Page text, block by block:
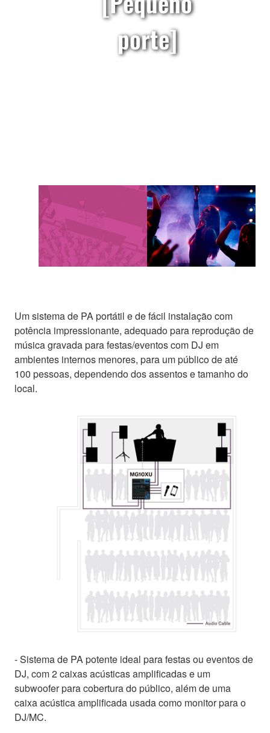
porte]
Um sistema de PA portátil e de fácil instalação com
potência impressionante, adequado para reprodução de
música gravada para festas/eventos com DJ em
ambientes internos menores, para um público de até
100 pessoas, dependendo dos assentos e tamanho do
local.
- Sistema de PA potente ideal para festas ou eventos de
DJ, com 2 caixas acústicas amplificadas e um
subwoofer para cobertura do público, além de uma
caixa acústica amplificada usada como monitor para o
DJ/MC.